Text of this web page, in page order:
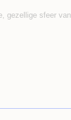
gezellige sfeer